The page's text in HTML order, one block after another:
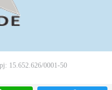
15.652.626/0001-50